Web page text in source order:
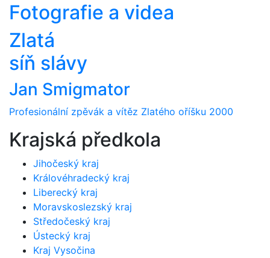
Fotografie a videa
Zlatá
síň slávy
Jan Smigmator
Profesionální zpěvák a vítěz Zlatého oříšku 2000
Krajská předkola
Jihočeský kraj
Královéhradecký kraj
Liberecký kraj
Moravskoslezský kraj
Středočeský kraj
Ústecký kraj
Kraj Vysočina